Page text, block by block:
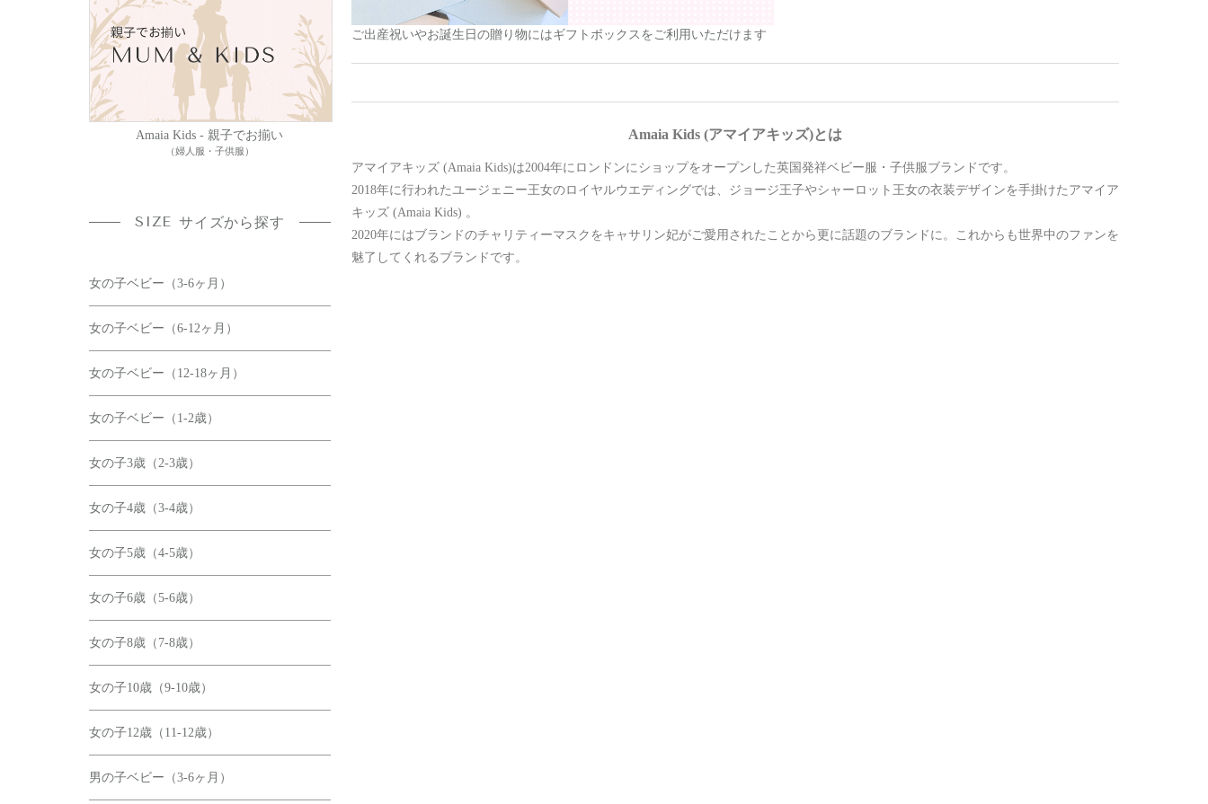
ご出産祝いやお誕生日の贈り物にはギフトボックスをご利用いただけます
Amaia Kids (アマイアキッズ)とは
アマイアキッズ (Amaia Kids)は2004年にロンドンにショップをオープンした英国発祥ベビー服・子供服ブランドです。
2018年に行われたユージェニー王女のロイヤルウエディングでは、ジョージ王子やシャーロット王女の衣装デザインを手掛けたアマイア
キッズ (Amaia Kids) 。
2020年にはブランドのチャリティーマスクをキャサリン妃がご愛用されたことから更に話題のブランドに。これからも世界中のファンを
魅了してくれるブランドです。
Amaia Kids - 親子でお揃い
（婦人服・子供服）
SIZE サイズから探す
女の子ベビー（3-6ヶ月）
女の子ベビー（6-12ヶ月）
女の子ベビー（12-18ヶ月）
女の子ベビー（1-2歳）
女の子3歳（2-3歳）
女の子4歳（3-4歳）
女の子5歳（4-5歳）
女の子6歳（5-6歳）
女の子8歳（7-8歳）
女の子10歳（9-10歳）
女の子12歳（11-12歳）
男の子ベビー（3-6ヶ月）